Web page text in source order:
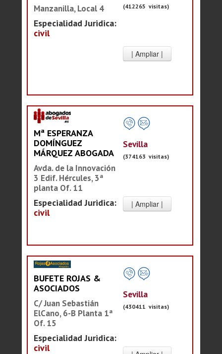
Manzanilla, Local 4
Especialidad Juridica:
civil
(412265 visitas)
Mª ESPERANZA
DOMÍNGUEZ
MÁRQUEZ ABOGADA
Avda. de la Innovación
3 Edif. Hércules, 3ª
planta Of. 11
Especialidad Juridica:
civil
Sevilla
(374163 visitas)
BUFETE ROJAS &
ASOCIADOS
C/ Juan Sebastián
ElCano, 6-B Planta 1ª
Of. 15
Especialidad Juridica:
civil
Sevilla
(430411 visitas)